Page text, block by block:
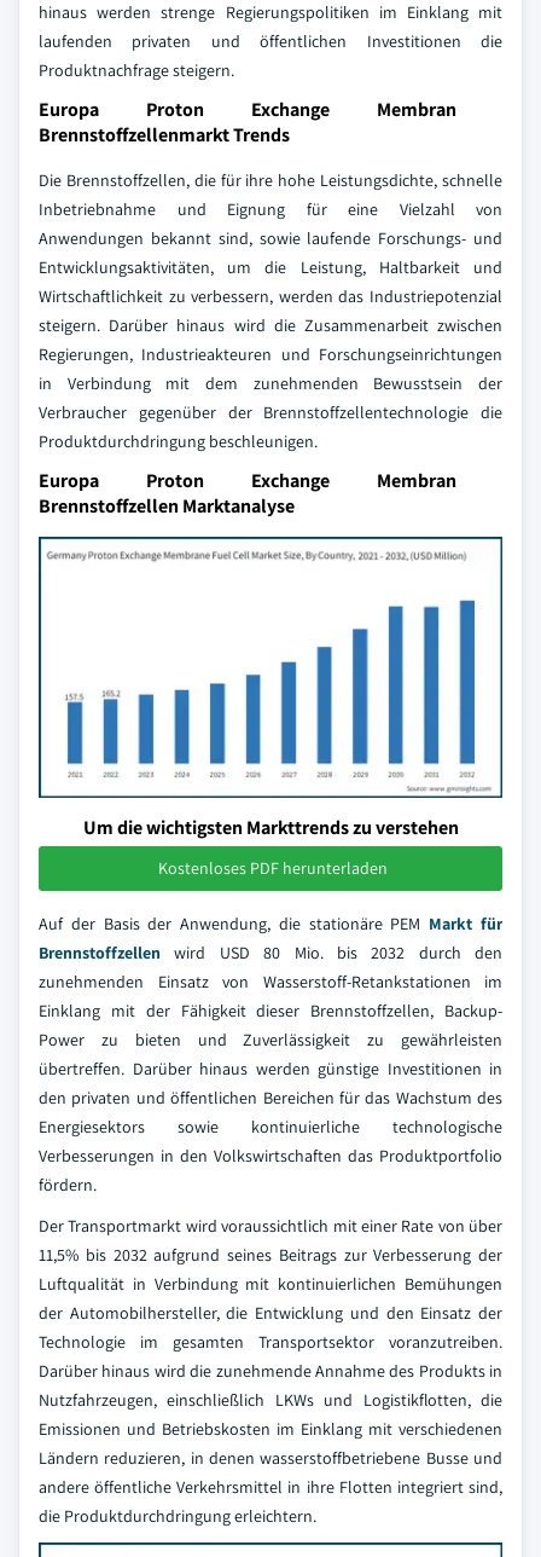
hinaus werden strenge Regierungspolitiken im Einklang mit
laufenden privaten und öffentlichen Investitionen die
Produktnachfrage steigern.
Europa Proton Exchange Membran
Brennstoffzellenmarkt Trends
Die Brennstoffzellen, die für ihre hohe Leistungsdichte, schnelle
Inbetriebnahme und Eignung für eine Vielzahl von
Anwendungen bekannt sind, sowie laufende Forschungs- und
Entwicklungsaktivitäten, um die Leistung, Haltbarkeit und
Wirtschaftlichkeit zu verbessern, werden das Industriepotenzial
steigern. Darüber hinaus wird die Zusammenarbeit zwischen
Regierungen, Industrieakteuren und Forschungseinrichtungen
in Verbindung mit dem zunehmenden Bewusstsein der
Verbraucher gegenüber der Brennstoffzellentechnologie die
Produktdurchdringung beschleunigen.
Europa Proton Exchange Membran
Brennstoffzellen Marktanalyse
Um die wichtigsten Markttrends zu verstehen
Kostenloses PDF herunterladen
Auf der Basis der Anwendung, die stationäre PEM Markt für
Brennstoffzellen wird USD 80 Mio. bis 2032 durch den
zunehmenden Einsatz von Wasserstoff-Retankstationen im
Einklang mit der Fähigkeit dieser Brennstoffzellen, Backup-
Power zu bieten und Zuverlässigkeit zu gewährleisten
übertreffen. Darüber hinaus werden günstige Investitionen in
den privaten und öffentlichen Bereichen für das Wachstum des
Energiesektors sowie kontinuierliche technologische
Verbesserungen in den Volkswirtschaften das Produktportfolio
fördern.
Der Transportmarkt wird voraussichtlich mit einer Rate von über
11,5% bis 2032 aufgrund seines Beitrags zur Verbesserung der
Luftqualität in Verbindung mit kontinuierlichen Bemühungen
der Automobilhersteller, die Entwicklung und den Einsatz der
Technologie im gesamten Transportsektor voranzutreiben.
Darüber hinaus wird die zunehmende Annahme des Produkts in
Nutzfahrzeugen, einschließlich LKWs und Logistikflotten, die
Emissionen und Betriebskosten im Einklang mit verschiedenen
Ländern reduzieren, in denen wasserstoffbetriebene Busse und
andere öffentliche Verkehrsmittel in ihre Flotten integriert sind,
die Produktdurchdringung erleichtern.